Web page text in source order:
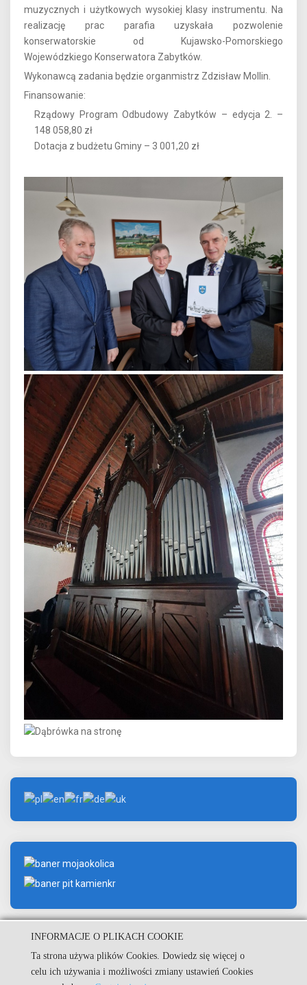
muzycznych i użytkowych wysokiej klasy instrumentu. Na
realizację prac parafia uzyskała pozwolenie
konserwatorskie od Kujawsko-Pomorskiego
Wojewódzkiego Konserwatora Zabytków.
Wykonawcą zadania będzie organmistrz Zdzisław Mollin.
Finansowanie:
Rządowy Program Odbudowy Zabytków – edycja 2. –
148 058,80 zł
Dotacja z budżetu Gminy – 3 001,20 zł
© Urząd Miejski w Kamieniu Krajeńskim.
INFORMACJE O PLIKACH COOKIE
Ta strona używa plików Cookies. Dowiedz się więcej o
celu ich używania i możliwości zmiany ustawień Cookies